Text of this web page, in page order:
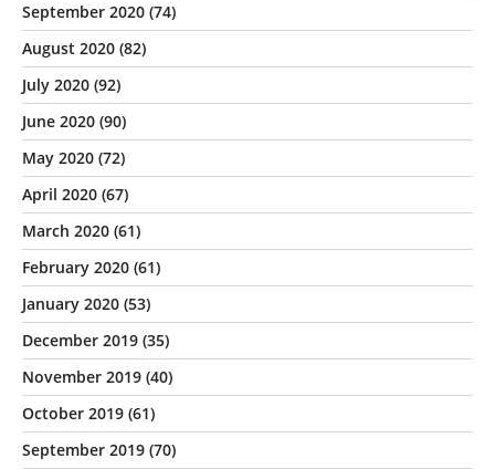
September 2020 (74)
August 2020 (82)
July 2020 (92)
June 2020 (90)
May 2020 (72)
April 2020 (67)
March 2020 (61)
February 2020 (61)
January 2020 (53)
December 2019 (35)
November 2019 (40)
October 2019 (61)
September 2019 (70)